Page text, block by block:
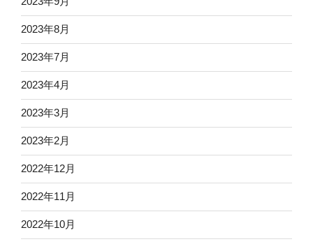
2023年8月
2023年7月
2023年4月
2023年3月
2023年2月
2022年12月
2022年11月
2022年10月